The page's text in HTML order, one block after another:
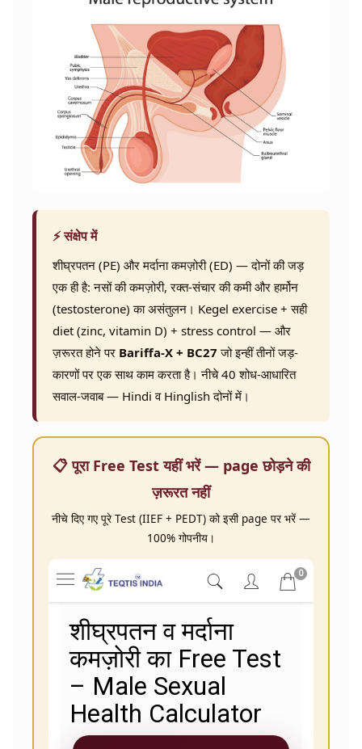
⚡ संक्षेप में
शीघ्रपतन (PE) और मर्दाना कमज़ोरी (ED) — दोनों की जड़
एक ही है: नसों की कमज़ोरी, रक्त-संचार की कमी और हार्मोन
(testosterone) का असंतुलन। Kegel exercise + सही
diet (zinc, vitamin D) + stress control — और
ज़रूरत होने पर Bariffa-X + BC27 जो इन्हीं तीनों जड़-
कारणों पर एक साथ काम करता है। नीचे 40 शोध-आधारित
सवाल-जवाब — Hindi व Hinglish दोनों में।
📋 पूरा Free Test यहीं भरें — page छोड़ने की
ज़रूरत नहीं
नीचे दिए गए पूरे Test (IIEF + PEDT) को इसी page पर भरें —
100% गोपनीय।